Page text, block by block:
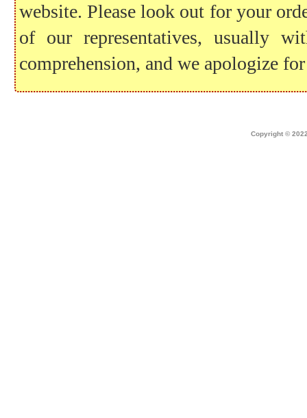
website. Please look out for your
of our representatives, usually
comprehension, and we apologize
Copyright ©